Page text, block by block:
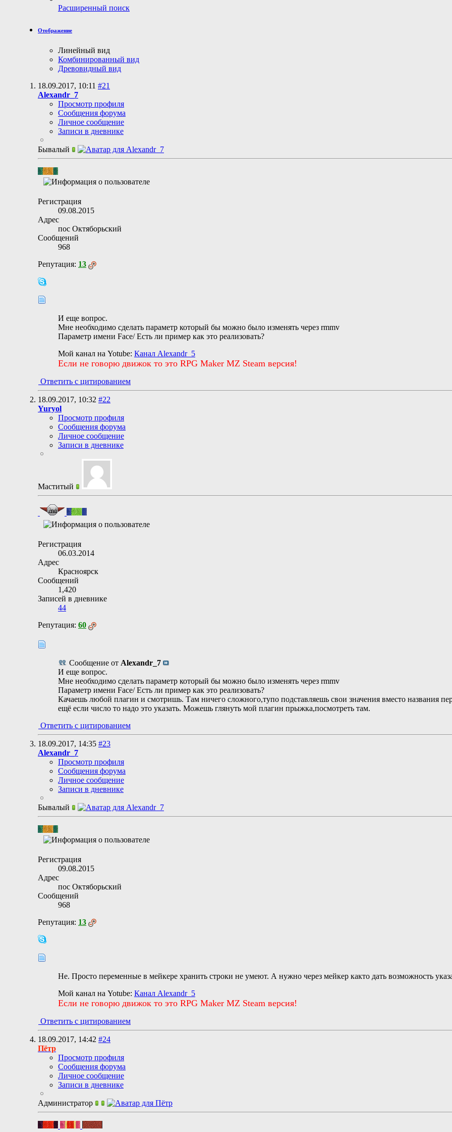
Расширенный поиск
Отображение
Линейный вид
Комбинированный вид
Древовидный вид
18.09.2017, 10:11 #21
Alexandr_7
Просмотр профиля
Сообщения форума
Личное сообщение
Записи в дневнике
Бывалый
Регистрация
09.08.2015
Адрес
пос Октяборьский
Сообщений
968
Репутация: 13
И еще вопрос.
Мне необходимо сделать параметр который бы можно было изменять через rmmv
Параметр имени Face/ Есть ли пример как это реализовать?
Мой канал на Yotube: Канал Alexandr_5
Если не говорю движок то это RPG Maker MZ Steam версия!
Ответить с цитированием
18.09.2017, 10:32 #22
Yuryol
Просмотр профиля
Сообщения форума
Личное сообщение
Записи в дневнике
Маститый
Регистрация
06.03.2014
Адрес
Красноярск
Сообщений
1,420
Записей в дневнике
44
Репутация: 60
Сообщение от Alexandr_7
И еще вопрос.
Мне необходимо сделать параметр который бы можно было изменять через rmmv
Параметр имени Face/ Есть ли пример как это реализовать?
Качаешь любой плагин и смотришь. Там ничего сложного,тупо подставляешь свои значения вместо названия
ещё если число то надо это указать. Можешь глянуть мой плагин прыжка,посмотреть там.
Ответить с цитированием
18.09.2017, 14:35 #23
Alexandr_7
Просмотр профиля
Сообщения форума
Личное сообщение
Записи в дневнике
Бывалый
Регистрация
09.08.2015
Адрес
пос Октяборьский
Сообщений
968
Репутация: 13
Не. Просто переменные в мейкере хранить строки не умеют. А нужно через мейкер както дать возможность
Мой канал на Yotube: Канал Alexandr_5
Если не говорю движок то это RPG Maker MZ Steam версия!
Ответить с цитированием
18.09.2017, 14:42 #24
Пётр
Просмотр профиля
Сообщения форума
Личное сообщение
Записи в дневнике
Администратор